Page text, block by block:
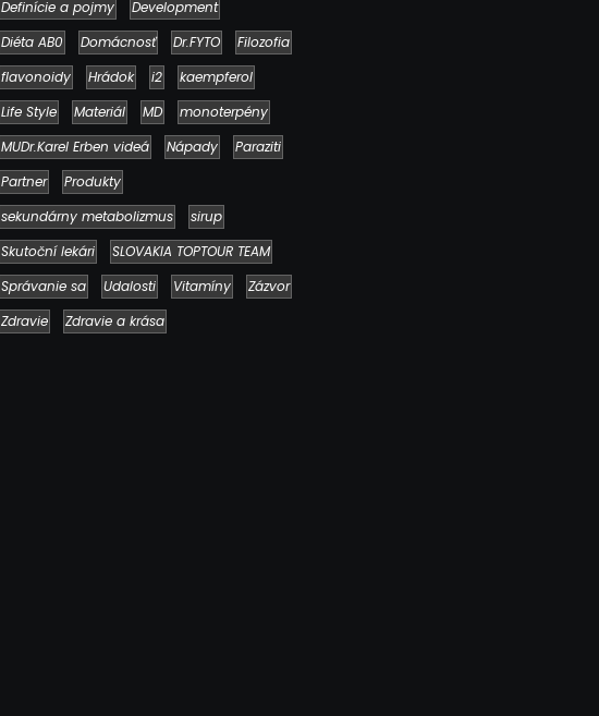
Definície a pojmy
Development
Diéta AB0
Domácnosť Dr.FYTO
Filozofia
flavonoidy
Hrádok i2
kaempferol
Life Style
Materiál MD
monoterpény
MUDr.Karel Erben videá
Nápady
Paraziti
Partner
Produkty
sekundárny metabolizmus
sirup
Skutoční lekári
SLOVAKIA TOPTOUR TEAM
Správanie sa
Udalosti Vitamíny
Zázvor
Zdravie
Zdravie a krása